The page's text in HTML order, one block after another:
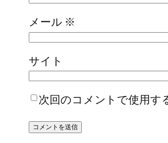
メール ※
サイト
次回のコメントで使用す